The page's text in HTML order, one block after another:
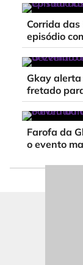
Corrida
episódio
Gkay alerta
fretado
Farofa da
o evento